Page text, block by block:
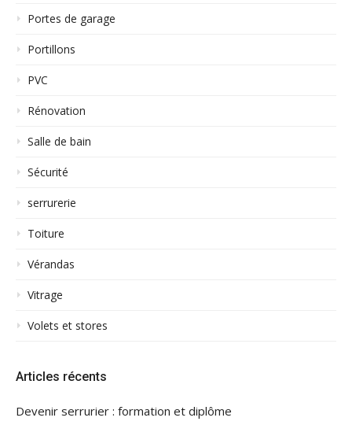
Portes de garage
Portillons
PVC
Rénovation
Salle de bain
Sécurité
serrurerie
Toiture
Vérandas
Vitrage
Volets et stores
Articles récents
Devenir serrurier : formation et diplôme